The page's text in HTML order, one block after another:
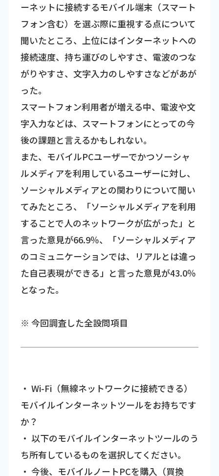
ーネットに接続するモバイル端末（スマート
フォン含む）を選ぶ際に重視する点について
聞いたところ、上位にはインターネットへの
接続速度、持ち運びのしやすさ、電波のつな
がりやすさ、文字入力のしやすさなどがあが
った。
スマートフォン利用者が増える中、電波や文
字入力などは、スマートフォンにとっての今
後の課題と言えるかもしれない。
また、モバイルPCユーザーでかつソーシャ
ルメディアを利用しているユーザーに対し、
ソーシャルメディアとの関わりについて聞い
てみたところ、「ソーシャルメディアを利用
することで人のネットワークが広がった」と
言った意見が66.9％、「ソーシャルメディア
のコミュニケーションでは、リアルとは違っ
た自己表現ができる」と言った意見が43.0％
となった。
※ 今回調査した全設問項目
・ Wi-Fi（無線ネットワークに接続できる）
モバイルインターネットツールをお持ちです
か？
・ 以下のモバイルインターネットツールのう
ち所有しているものを選択してください。
・ 今後、モバイルノートPCを購入（買換